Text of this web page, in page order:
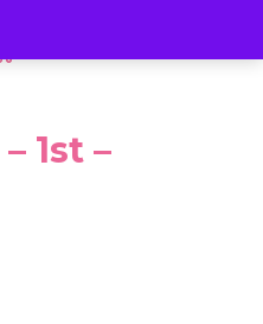
1st –